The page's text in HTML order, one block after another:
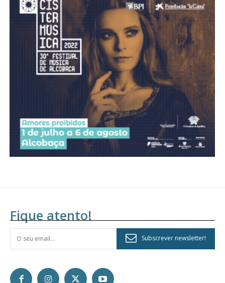
Fique atento!
Subscrever newsletter!